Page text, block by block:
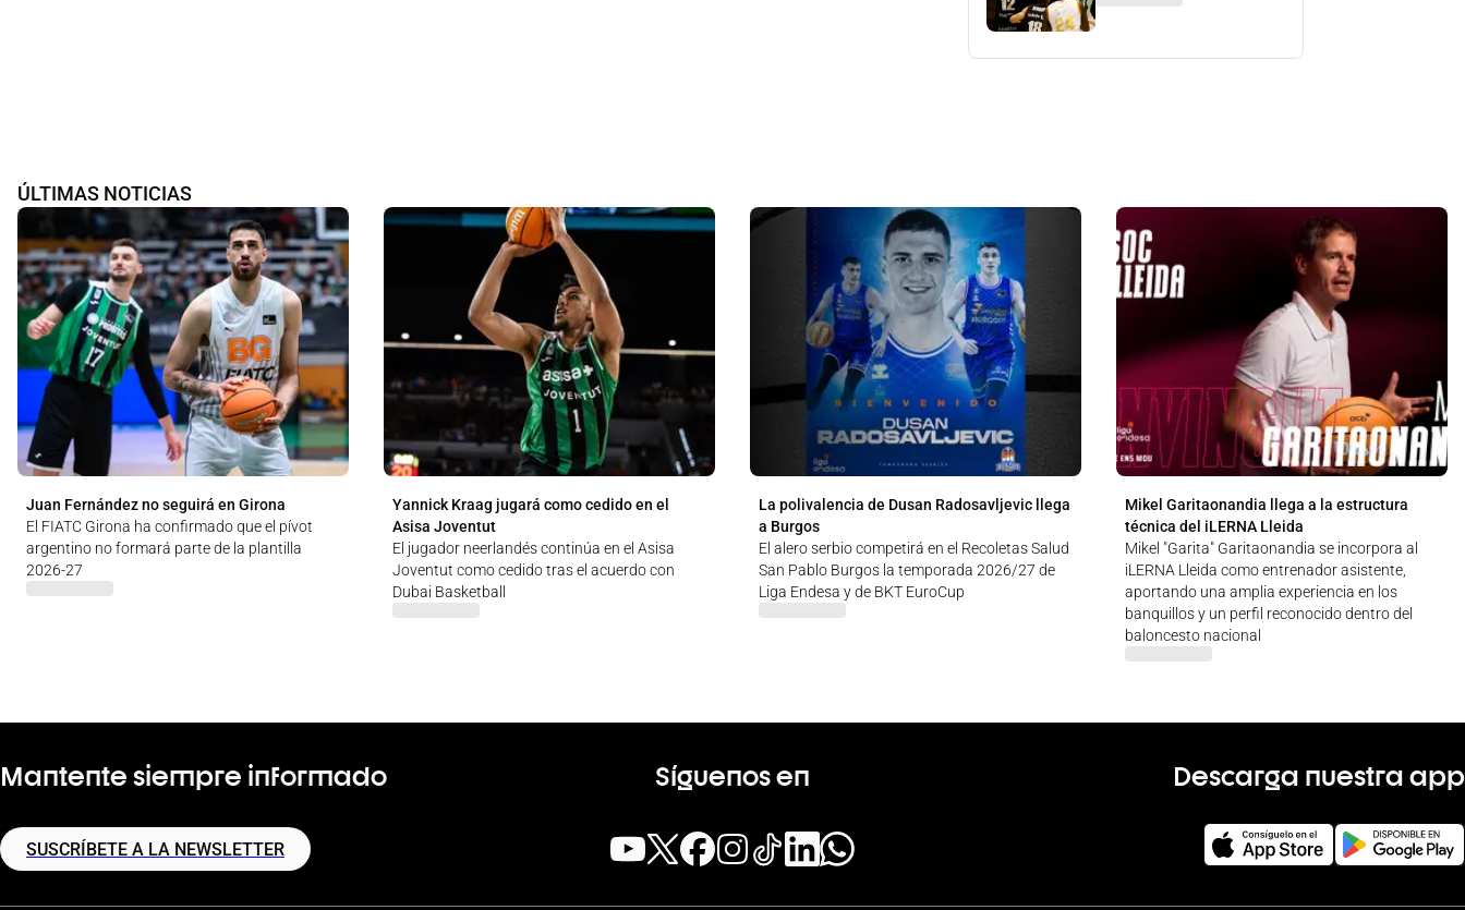
ÚLTIMAS NOTICIAS
Juan Fernández no seguirá en Girona
El FIATC Girona ha confirmado que el pívot
argentino no formará parte de la plantilla
2026-27
Yannick Kraag jugará como cedido en el
Asisa Joventut
El jugador neerlandés continúa en el Asisa
Joventut como cedido tras el acuerdo con
Dubai Basketball
La polivalencia de Dusan Radosavljevic llega
a Burgos
El alero serbio competirá en el Recoletas Salud
San Pablo Burgos la temporada 2026/27 de
Liga Endesa y de BKT EuroCup
Mikel Garitaonandia llega a la estructura
técnica del iLERNA Lleida
Mikel "Garita" Garitaonandia se incorpora al
iLERNA Lleida como entrenador asistente,
aportando una amplia experiencia en los
banquillos y un perfil reconocido dentro del
baloncesto nacional
Mantente siempre informado
SUSCRÍBETE A LA NEWSLETTER
Síguenos en Descarga nuestra app